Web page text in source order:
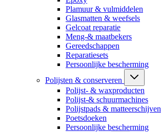
Plamuur & vulmiddelen
Glasmatten & weefsels
Gelcoat reparatie
Meng-& maatbekers
Gereedschappen
Reparatiesets
Persoonlijke bescherming
Polijsten & conserveren
Polijst- & waxproducten
Polijst-& schuurmachines
Polijstpads & matteerschijven
Poetsdoeken
Persoonlijke bescherming